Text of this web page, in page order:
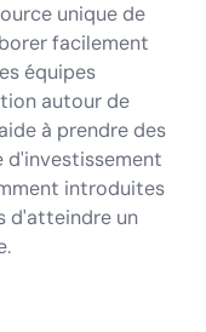
unique de
facilement
équipes
autour de
à prendre des
d'investissement
introduites
d'atteindre un